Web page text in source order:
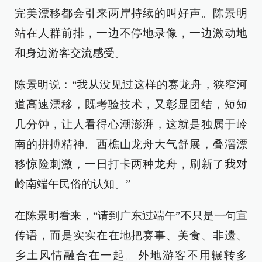
完美漂移都会引来两岸持续的叫好声。陈景明
站在人群前排，一边不停地录像，一边激动地
和身边游客交流感受。
陈景明说：“我从没见过这样的赛龙舟，狭窄河
道高速漂移，既考验技术，又彰显团结，短短
几分钟，让人看得心潮澎湃，这就是独属于岭
南的拼搏精神。西樵山龙舟大气舒展，叠滘漂
移惊险刺激，一日打卡两种龙舟，刷新了我对
岭南端午民俗的认知。”
在陈景明看来，“请到广东过端午”不只是一句宣
传语，而是实实在在地把赛事、美食、非遗、
乡土风情融合在一起。外地游客不用辗转多